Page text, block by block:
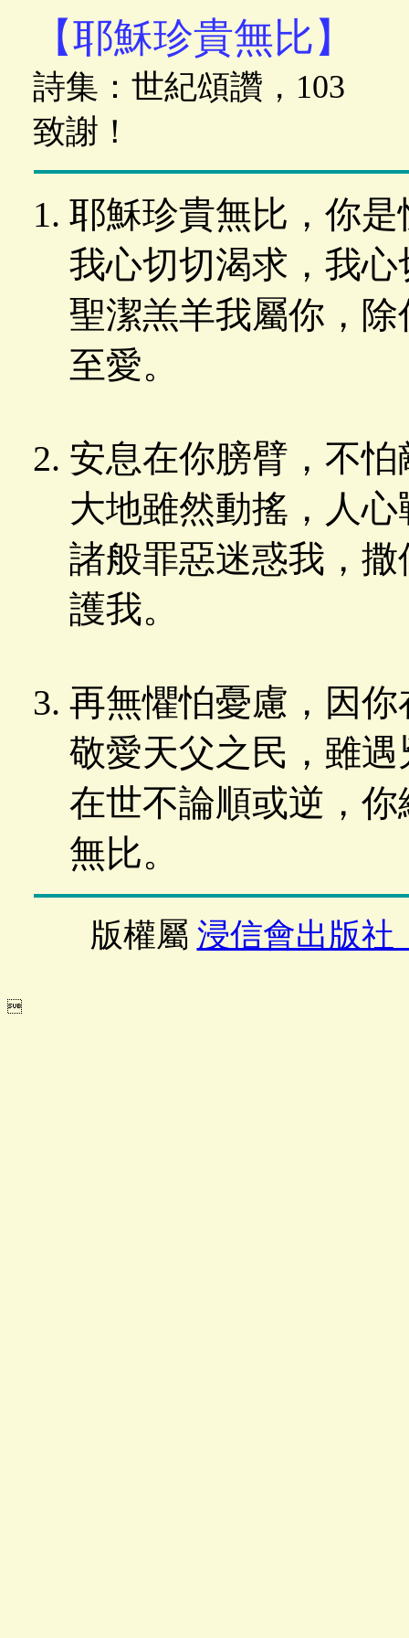
【耶穌珍貴無比】
詩集：世紀頌讚，
致謝！
耶穌珍貴無比，你
我心切切渴求，我
聖潔羔羊我屬你，
至愛。
安息在你膀臂，不
大地雖然動搖，人
諸般罪惡迷惑我，
護我。
再無懼怕憂慮，因
敬愛天父之民，雖
在世不論順或逆，
無比。
版權屬 浸信會出版社
